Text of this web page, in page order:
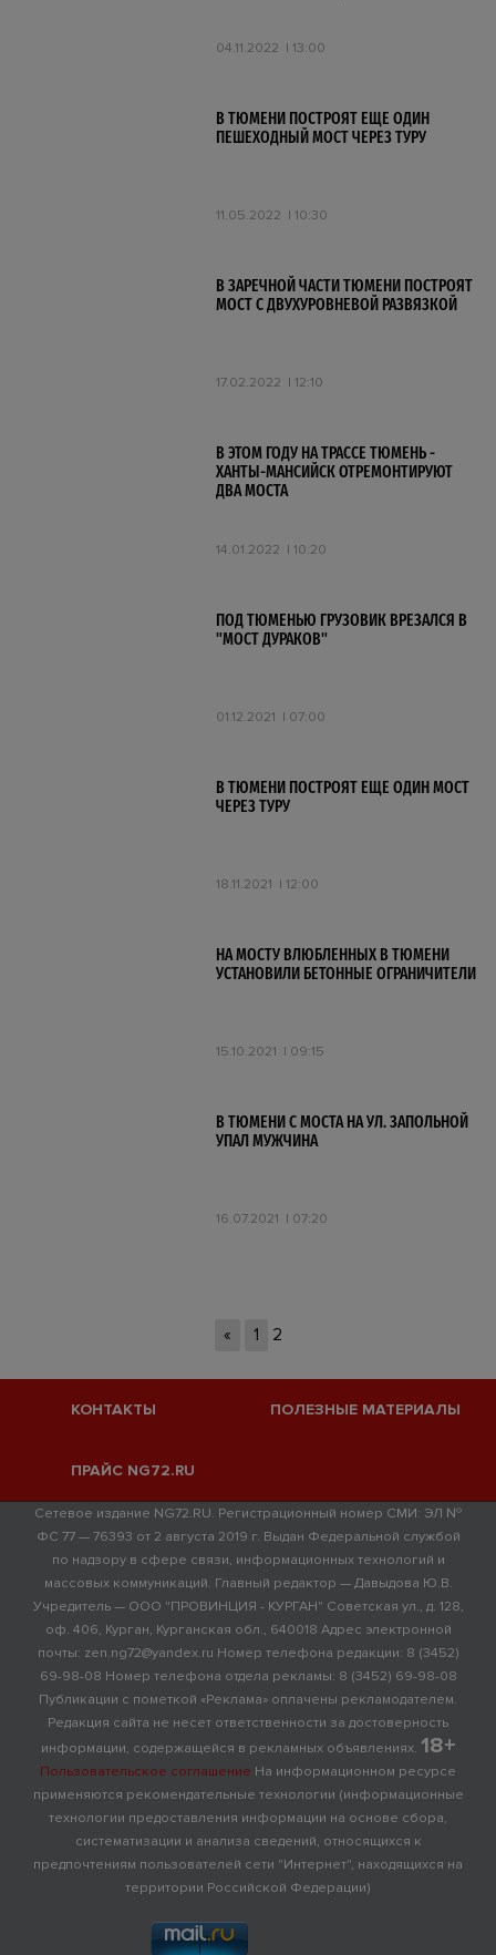
04.11.2022 13:00
В ТЮМЕНИ ПОСТРОЯТ ЕЩЕ ОДИН
ПЕШЕХОДНЫЙ МОСТ ЧЕРЕЗ ТУРУ
11.05.2022 10:30
В ЗАРЕЧНОЙ ЧАСТИ ТЮМЕНИ ПОСТРОЯТ
МОСТ С ДВУХУРОВНЕВОЙ РАЗВЯЗКОЙ
17.02.2022 12:10
В ЭТОМ ГОДУ НА ТРАССЕ ТЮМЕНЬ -
ХАНТЫ-МАНСИЙСК ОТРЕМОНТИРУЮТ
ДВА МОСТА
14.01.2022 10:20
ПОД ТЮМЕНЬЮ ГРУЗОВИК ВРЕЗАЛСЯ В
"МОСТ ДУРАКОВ"
01.12.2021 07:00
В ТЮМЕНИ ПОСТРОЯТ ЕЩЕ ОДИН МОСТ
ЧЕРЕЗ ТУРУ
18.11.2021 12:00
НА МОСТУ ВЛЮБЛЕННЫХ В ТЮМЕНИ
УСТАНОВИЛИ БЕТОННЫЕ ОГРАНИЧИТЕЛИ
15.10.2021 09:15
В ТЮМЕНИ С МОСТА НА УЛ. ЗАПОЛЬНОЙ
УПАЛ МУЖЧИНА
16.07.2021 07:20
« 1 2
КОНТАКТЫ ПОЛЕЗНЫЕ МАТЕРИАЛЫ
ПРАЙС NG72.RU
Сетевое издание NG72.RU. Регистрационный номер СМИ: ЭЛ №
ФС 77 — 76393 от 2 августа 2019 г. Выдан Федеральной службой
по надзору в сфере связи, информационных технологий и
массовых коммуникаций. Главный редактор — Давыдова Ю.В.
Учредитель — ООО "ПРОВИНЦИЯ - КУРГАН" Советская ул., д. 128,
оф. 406, Курган, Курганская обл., 640018 Адрес электронной
почты: zen.ng72@yandex.ru Номер телефона редакции: 8 (3452)
69-98-08 Номер телефона отдела рекламы: 8 (3452) 69-98-08
Публикации с пометкой «Реклама» оплачены рекламодателем.
Редакция сайта не несет ответственности за достоверность
информации, содержащейся в рекламных объявлениях. 18+
Пользовательское соглашение На информационном ресурсе
применяются рекомендательные технологии (информационные
технологии предоставления информации на основе сбора,
систематизации и анализа сведений, относящихся к
предпочтениям пользователей сети "Интернет", находящихся на
территории Российской Федерации)